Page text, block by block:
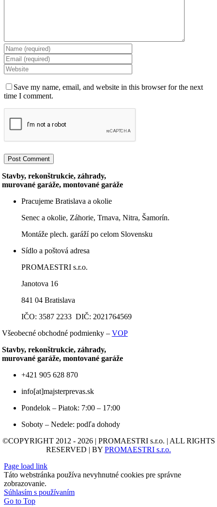
Save my name, email, and website in this browser for the next
time I comment.
Stavby, rekonštrukcie, záhrady,
murované garáže, montované garáže
Pracujeme Bratislava a okolie
Senec a okolie, Záhorie, Trnava, Nitra, Šamorín.
Montáže plech. garáží po celom Slovensku
Sídlo a poštová adresa
PROMAESTRI s.r.o.
Janotova 16
841 04 Bratislava
IČO: 3587 2233 DIČ: 2021764569
Všeobecné obchodné podmienky – VOP
Stavby, rekonštrukcie, záhrady,
murované garáže, montované garáže
+421 905 628 870
info[at]majsterprevas.sk
Pondelok – Piatok: 7:00 – 17:00
Soboty – Nedele: podľa dohody
©COPYRIGHT 2012 - 2026 | PROMAESTRI s.r.o. | ALL RIGHTS
RESERVED | BY PROMAESTRI s.r.o.
Page load link
Táto webstránka používa nevyhnutné cookies pre správne
zobrazovanie.
Súhlasím s používaním
Go to Top